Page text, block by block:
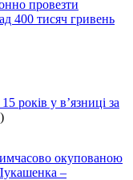
провезти
400 тисяч гривень
років у в’язниці за
окупованою
–